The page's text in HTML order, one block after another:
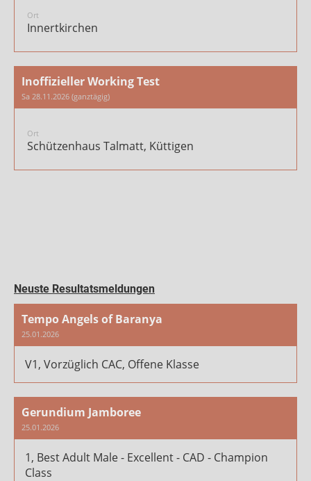
Ort
Innertkirchen
Inoffizieller Working Test
Sa 28.11.2026 (ganztägig)
Ort
Schützenhaus Talmatt, Küttigen
Neuste Resultatsmeldungen
Tempo Angels of Baranya
25.01.2026
V1, Vorzüglich CAC, Offene Klasse
Gerundium Jamboree
25.01.2026
1, Best Adult Male - Excellent - CAD - Champion
Class